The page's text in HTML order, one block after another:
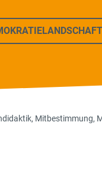
, Mitbestimmung,